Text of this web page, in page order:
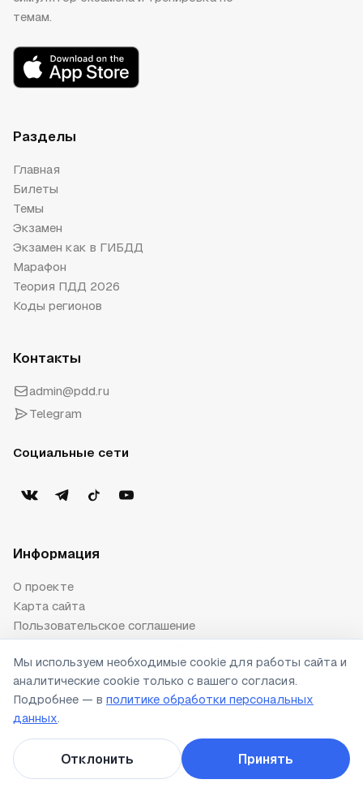
темам.
Разделы
Главная
Билеты
Темы
Экзамен
Экзамен как в ГИБДД
Марафон
Теория ПДД 2026
Коды регионов
Контакты
admin@pdd.ru
Telegram
Социальные сети
Информация
О проекте
Карта сайта
Пользовательское соглашение
Публичная оферта
Настройки cookie
© 2026 ПДД.ру. Все права защищены.
Мы используем необходимые cookie для работы сайта и
аналитические cookie только с вашего согласия.
Подробнее — в политике обработки персональных
данных.
Отклонить Принять